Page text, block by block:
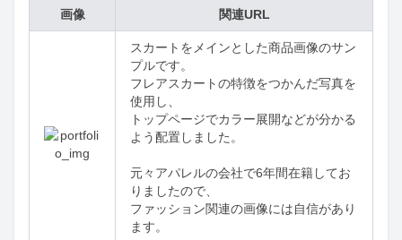
画像 関連URL
スカートをメインとした商品画像のサン
プルです。
フレアスカートの特徴をつかんだ写真を
使用し、
トップページでカラー展開などが分かる
よう配置しました。
元々アパレルの会社で6年間在籍してお
りましたので、
ファッション関連の画像には自信があり
ます。